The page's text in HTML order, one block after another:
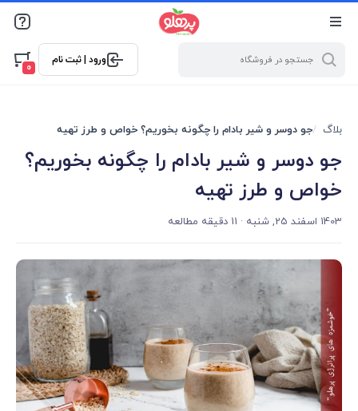
@media screen and (max-width: 500px) { .w-ch{bottom: 125px
!important; left:5px !important;} }
ورود | ثبت نام
0
بلاگ جو دوسر و شیر بادام را چگونه بخوریم؟ خواص و طرز تهیه
جو دوسر و شیر بادام را چگونه بخوریم؟
خواص و طرز تهیه
1403 اسفند 25, شنبه · 11 دقیقه مطالعه